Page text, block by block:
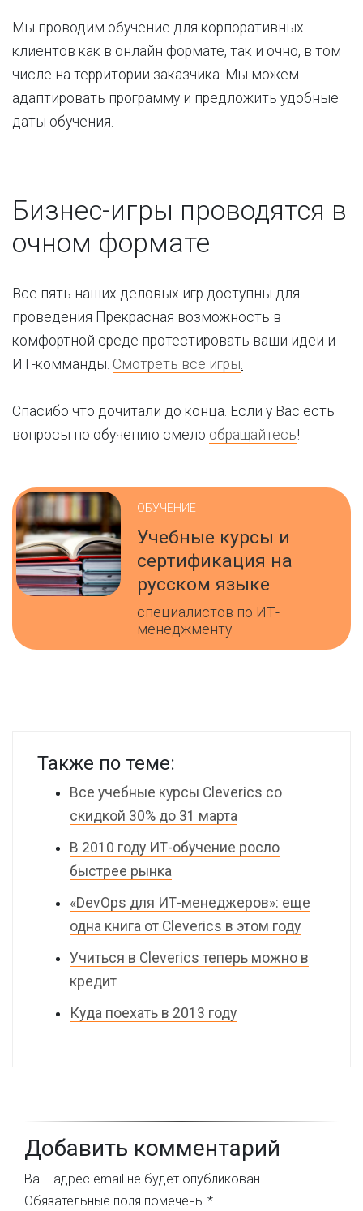
Мы проводим обучение для корпоративных
клиентов как в онлайн формате, так и очно, в том
числе на территории заказчика. Мы можем
адаптировать программу и предложить удобные
даты обучения.
Бизнес-игры проводятся в
очном формате
Все пять наших деловых игр доступны для
проведения Прекрасная возможность в
комфортной среде протестировать ваши идеи и
ИТ-комманды. Смотреть все игры.
Спасибо что дочитали до конца. Если у Вас есть
вопросы по обучению смело обращайтесь!
ОБУЧЕНИЕ
Учебные курсы и
сертификация на
русском языке
специалистов по ИТ-
менеджменту
Также по теме:
Все учебные курсы Cleverics со
скидкой 30% до 31 марта
В 2010 году ИТ-обучение росло
быстрее рынка
«DevOps для ИТ-менеджеров»: еще
одна книга от Cleverics в этом году
Учиться в Cleverics теперь можно в
кредит
Куда поехать в 2013 году
Добавить комментарий
Ваш адрес email не будет опубликован.
Обязательные поля помечены *